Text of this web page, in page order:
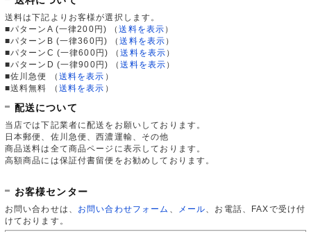
送料は下記よりお客様が選択します。
■パターンA (一律200円)
（送料を表示 ）
■パターンB (一律360円)
（送料を表示 ）
■パターンC (一律600円)
（送料を表示 ）
■パターンD (一律900円)
（送料を表示 ）
■佐川急便
（ 送料を表示 ）
■送料無料
（ 送料を表示 ）
配送について
当店では下記業者に配送をお願いしております。
日本郵便、佐川急便、西濃運輸、その他
商品送料は全て商品ページに表示しております。
高額商品には保証付書留便をお勧めしております。
お客様センター
お問い合わせは、 お問い合わせフォーム メール 、お電話、FAXで受け付
けております。